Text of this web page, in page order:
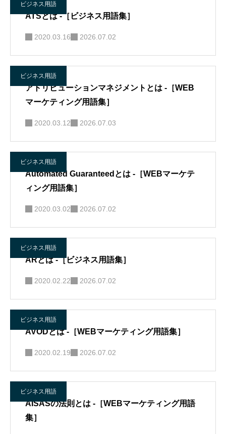
ビジネス用語
ATSとは -［ビジネス用語集］
2020.03.16 2026.07.02
ビジネス用語
アトリビューションマネジメントとは -［WEB
マーケティング用語集］
2020.03.12 2026.07.03
ビジネス用語
Automated Guaranteedとは -［WEBマーケテ
ィング用語集］
2020.03.02 2026.07.02
ビジネス用語
ARとは -［ビジネス用語集］
2020.02.22 2026.07.02
ビジネス用語
AVODとは -［WEBマーケティング用語集］
2020.02.19 2026.07.02
ビジネス用語
AISASの法則とは -［WEBマーケティング用語
集］